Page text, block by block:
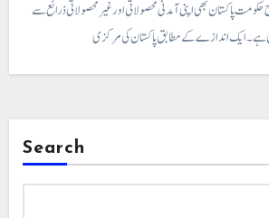
پاکستان بھی اپنی آمدنی محصولاتی اور غیر محصولاتی ذرائع سے
Search